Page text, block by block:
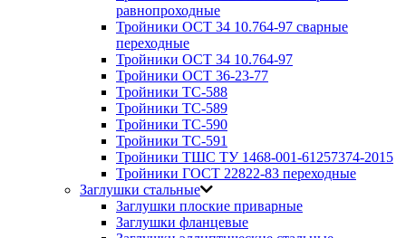
равнопроходные
Тройники ОСТ 34 10.764-97 сварные
переходные
Тройники ОСТ 34 10.764-97
Тройники ОСТ 36-23-77
Тройники ТС-588
Тройники ТС-589
Тройники ТС-590
Тройники ТС-591
Тройники ТШС ТУ 1468-001-61257374-2015
Тройники ГОСТ 22822-83 переходные
Заглушки стальные
Заглушки плоские приварные
Заглушки фланцевые